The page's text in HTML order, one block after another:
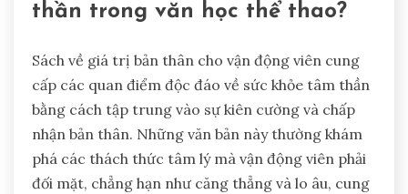
thần trong văn học thể thao?
Sách về giá trị bản thân cho vận động viên cung
cấp các quan điểm độc đáo về sức khỏe tâm thần
bằng cách tập trung vào sự kiên cường và chấp
nhận bản thân. Những văn bản này thường khám
phá các thách thức tâm lý mà vận động viên phải
đối mặt, chẳng hạn như căng thẳng và lo âu, cung